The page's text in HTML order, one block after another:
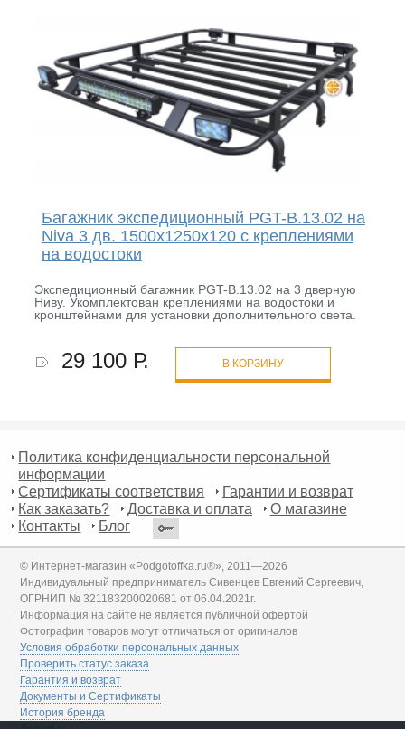
Багажник экспедиционный PGT-B.13.02 на
Niva 3 дв. 1500х1250х120 с креплениями
на водостоки
Экспедиционный багажник PGT-B.13.02 на 3 дверную
Ниву. Укомплектован креплениями на водостоки и
кронштейнами для установки дополнительного света.
29 100 Р. В КОРЗИНУ
Политика конфиденциальности персональной
информации
Сертификаты соответствия
Гарантии и возврат
Как заказать?
Доставка и оплата
О магазине
Контакты
Блог
© Интернет-магазин «Podgotoffka.ru®», 2011—2026
Индивидуальный предприниматель Сивенцев Евгений Сергеевич,
ОГРНИП № 321183200020681 от 06.04.2021г.
Информация на сайте не является публичной офертой
Фотографии товаров могут отличаться от оригиналов
Условия обработки персональных данных
Проверить статус заказа
Гарантия и возврат
Документы и Сертификаты
История бренда